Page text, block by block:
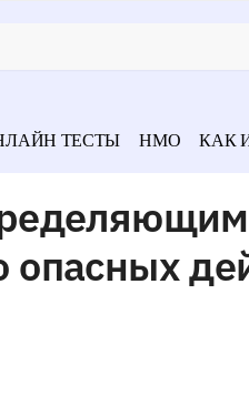
ТЕСТЫ НМО КАК